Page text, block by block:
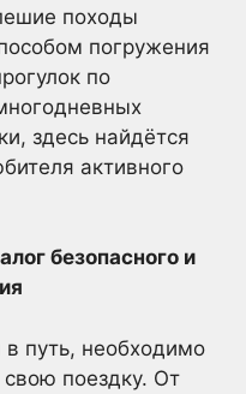
походы
погружения
по
здесь найдётся
активного
безопасного и
путь, необходимо
поездку. От